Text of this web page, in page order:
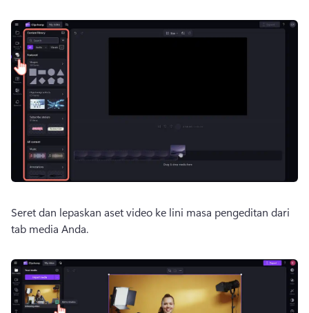
Seret dan lepaskan aset video ke lini masa pengeditan dari
tab media Anda.